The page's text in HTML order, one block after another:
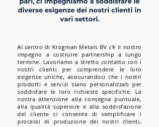
diverse esigenze dei nostri clienti in
vari settori.
Al centro di Krogman Metals BV c'è il nostro
impegno a costruire partnership a lungo
termine. Lavoriamo a stretto contatto con i
nostri clienti per comprendere le loro
esigenze uniche, assicurandoci che i nostri
prodotti e servizi siano personalizzati per
soddisfare le loro richieste specifiche. La
nostra attenzione alla consegna puntuale,
alla qualità superiore e alla soddisfazione
del cliente ci consente di semplificare i
processi di produzione dei nostri clienti,